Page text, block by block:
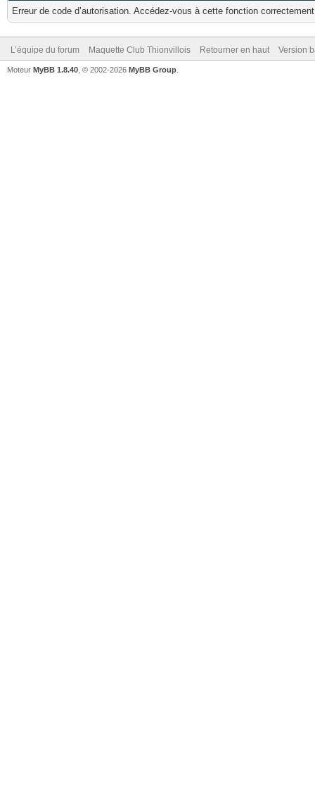
Erreur de code d’autorisation. Accédez-vous à cette fonction
L’équipe du forum Maquette Club Thionvillois Retourner en haut Version
Moteur MyBB 1.8.40 , © 2002-2026 MyBB Group